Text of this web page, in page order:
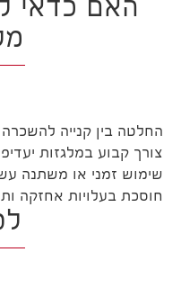
האם כדאי
החלטה בין קנייה
צורך קבוע במלגזות
שימוש זמני או משתנה
חוסכת בעלויות אחזקה